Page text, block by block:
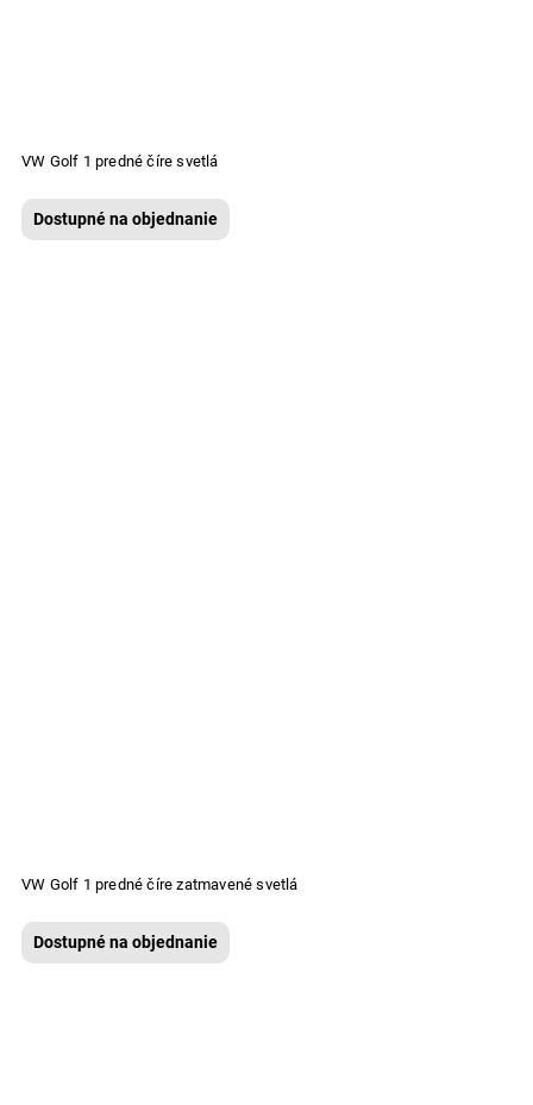
VW Golf 1 predné číre svetlá
Dostupné na objednanie
VW Golf 1 predné číre zatmavené svetlá
Dostupné na objednanie